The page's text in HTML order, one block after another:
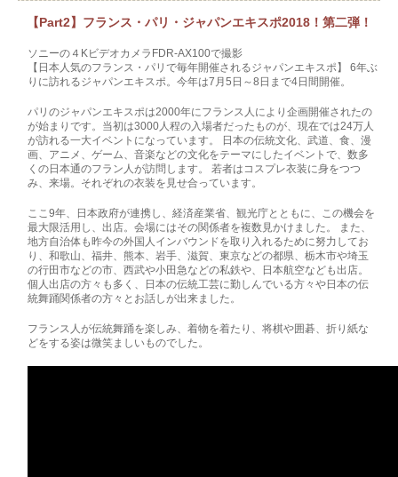
【Part2】フランス・パリ・ジャパンエキスポ2018！第二弾！
ソニーの４KビデオカメラFDR-AX100で撮影
【日本人気のフランス・パリで毎年開催されるジャパンエキスポ】 6年ぶ
りに訪れるジャパンエキスポ。今年は7月5日～8日まで4日間開催。
パリのジャパンエキスポは2000年にフランス人により企画開催されたの
が始まりです。当初は3000人程の入場者だったものが、現在では24万人
が訪れる一大イベントになっています。 日本の伝統文化、武道、食、漫
画、アニメ、ゲーム、音楽などの文化をテーマにしたイベントで、数多
くの日本通のフラン人が訪問します。 若者はコスプレ衣装に身をつつ
み、来場。それぞれの衣装を見せ合っています。
ここ9年、日本政府が連携し、経済産業省、観光庁とともに、この機会を
最大限活用し、出店。会場にはその関係者を複数見かけました。 また、
地方自治体も昨今の外国人インバウンドを取り入れるために努力してお
り、和歌山、福井、熊本、岩手、滋賀、東京などの都県、栃木市や埼玉
の行田市などの市、西武や小田急などの私鉄や、日本航空なども出店。
個人出店の方々も多く、日本の伝統工芸に勤しんでいる方々や日本の伝
統舞踊関係者の方々とお話しが出来ました。
フランス人が伝統舞踊を楽しみ、着物を着たり、将棋や囲碁、折り紙な
どをする姿は微笑ましいものでした。